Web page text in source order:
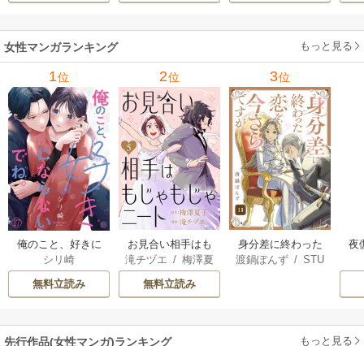
女性マンガランキング もっと見る
1位
俺のこと、好きに
ならないでね。
シリ崎
無料立読み
2位
お見合い相手はも
じゃもじゃニート
滝チヅエ /梅澤夏
子（エブリスタ）
無料立読み
3位
身分差に終わった
恋を、今さらです
渡鍋ぽんず /STU
夜
先行作品(女性マンガ)ランキング もっと見る